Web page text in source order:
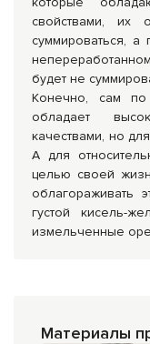
свойствами, их
суммироваться,
будет не
Конечно, сам
обладает
качествами, но
А для
целью своей
облагораживать
густой кисель-
измельченные
Материалы